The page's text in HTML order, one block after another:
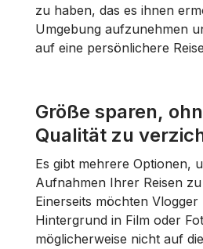
zu haben, das es ihnen
Umgebung aufzunehmen
auf eine persönlichere
Größe sparen,
Qualität zu
Es gibt mehrere Optionen,
Aufnahmen Ihrer Reisen
Einerseits möchten Vlogger
Hintergrund in Film oder
möglicherweise nicht auf